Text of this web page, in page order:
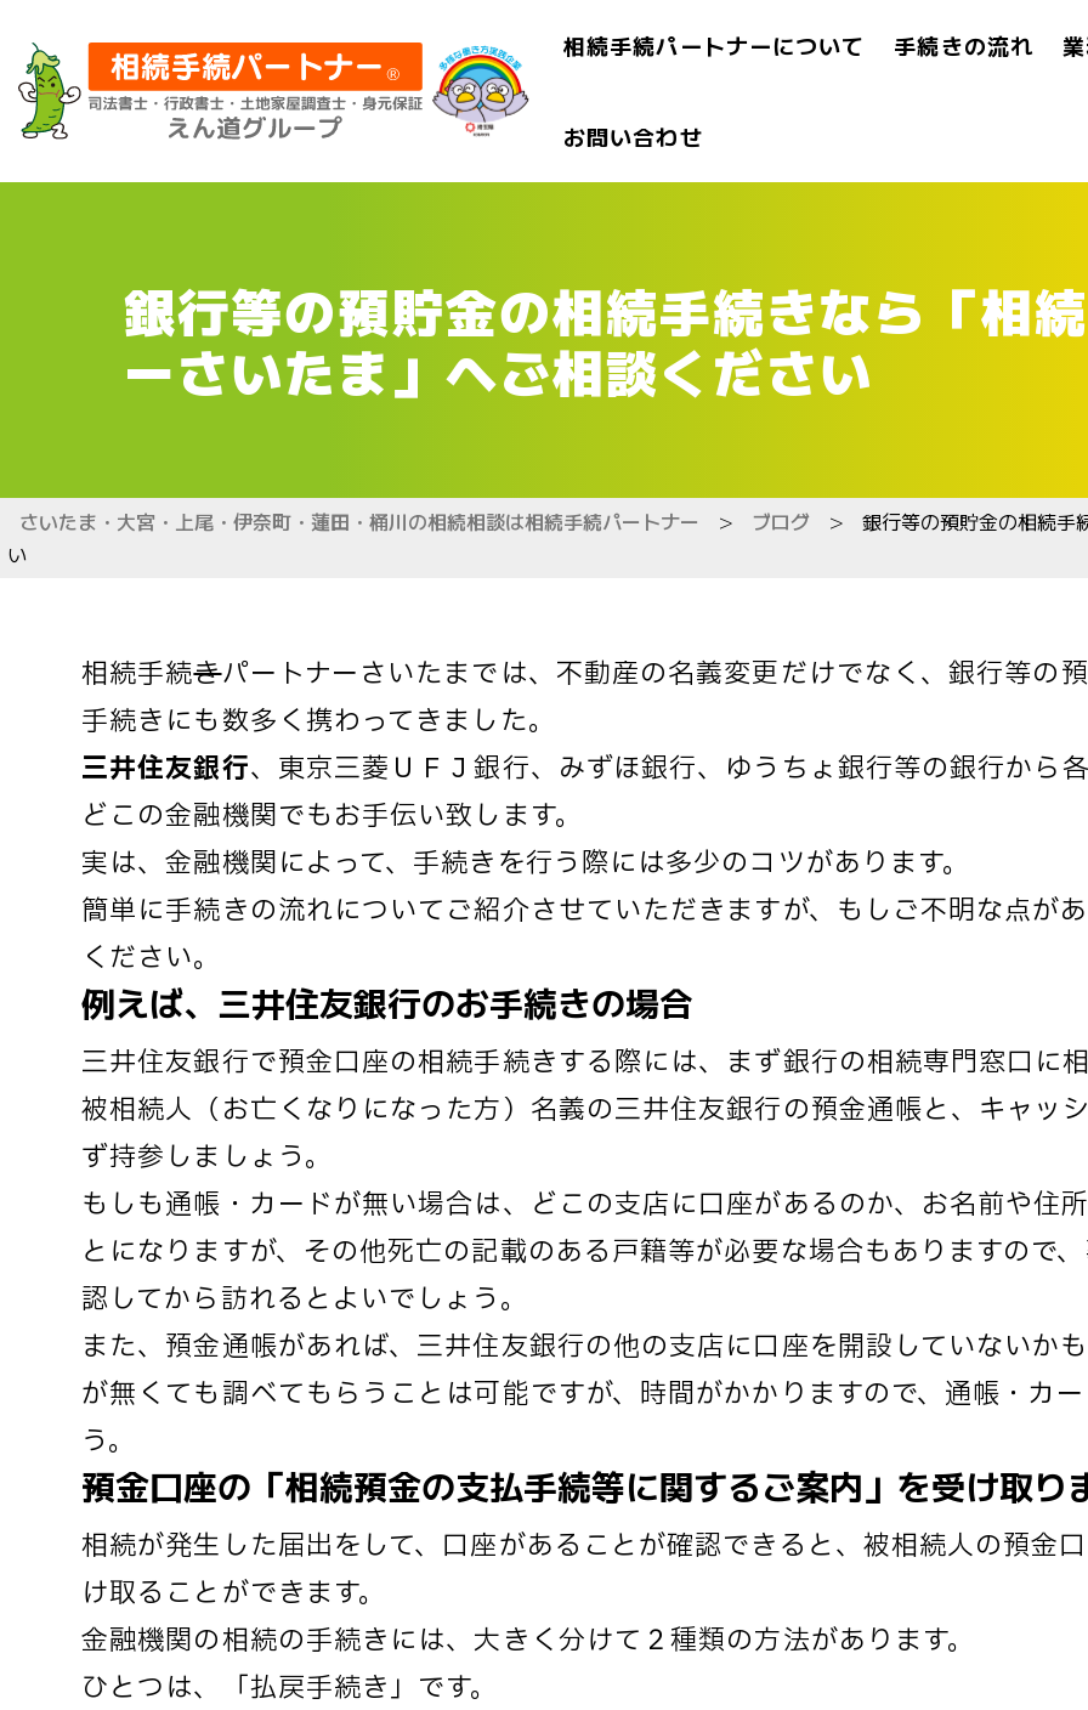
相続手続パートナーについて 手続きの流れ
お問い合わせ
銀行等の預貯金の相続手続きなら「相
ーさいたま」へご相談ください
さいたま・大宮・上尾・伊奈町・蓮田・桶川の相続相談は相続手続パートナー > ブログ >
銀行等の預貯金の相続手
い
相続手続きパートナーさいたまでは、不動産の名義変更だけでなく、銀行等の
手続きにも数多く携わってきました。
三井住友銀行、東京三菱ＵＦＪ銀行、みずほ銀行、ゆうちょ銀行等の銀行から
どこの金融機関でもお手伝い致します。
実は、金融機関によって、手続きを行う際には多少のコツがあります。
簡単に手続きの流れについてご紹介させていただきますが、もしご不明な点が
ください。
例えば、三井住友銀行のお手続きの場合
三井住友銀行で預金口座の相続手続きする際には、まず銀行の相続専門窓口に
被相続人（お亡くなりになった方）名義の三井住友銀行の預金通帳と、キャッ
ず持参しましょう。
もしも通帳・カードが無い場合は、どこの支店に口座があるのか、お名前や住
とになりますが、その他死亡の記載のある戸籍等が必要な場合もありますので
認してから訪れるとよいでしょう。
また、預金通帳があれば、三井住友銀行の他の支店に口座を開設していないか
が無くても調べてもらうことは可能ですが、時間がかかりますので、通帳・カ
う。
預金口座の「相続預金の支払手続等に関するご案内」を受け取り
相続が発生した届出をして、口座があることが確認できると、被相続人の預金
け取ることができます。
金融機関の相続の手続きには、大きく分けて２種類の方法があります。
ひとつは、「払戻手続き」です。